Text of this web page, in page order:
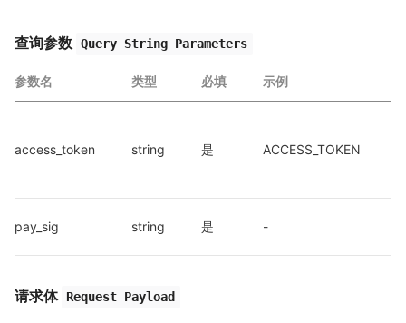
查询参数 Query String Parameters
参数名 类型 必填 示例
access_token string 是 ACCESS_TOKEN
pay_sig string 是 -
请求体 Request Payload